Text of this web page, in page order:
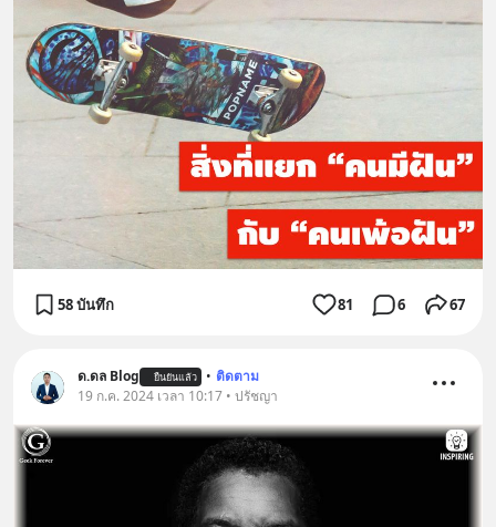
58 บันทึก 81 6 67
ด.ดล Blog ยืนยันแล้ว • ติดตาม
19 ก.ค. 2024 เวลา 10:17 • ปรัชญา